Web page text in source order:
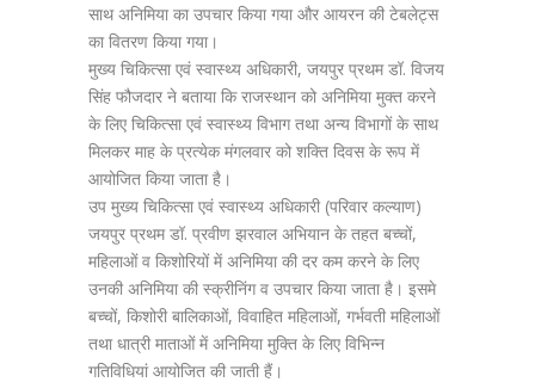
साथ अनिमिया का उपचार किया गया और आयरन की टेबलेट्स
का वितरण किया गया।
मुख्य चिकित्सा एवं स्वास्थ्य अधिकारी, जयपुर प्रथम डॉ. विजय
सिंह फौजदार ने बताया कि राजस्थान को अनिमिया मुक्त करने
के लिए चिकित्सा एवं स्वास्थ्य विभाग तथा अन्य विभागों के साथ
मिलकर माह के प्रत्येक मंगलवार को शक्ति दिवस के रूप में
आयोजित किया जाता है।
उप मुख्य चिकित्सा एवं स्वास्थ्य अधिकारी (परिवार कल्याण)
जयपुर प्रथम डॉ. प्रवीण झरवाल अभियान के तहत बच्चों,
महिलाओं व किशोरियों में अनिमिया की दर कम करने के लिए
उनकी अनिमिया की स्क्रीनिंग व उपचार किया जाता है। इसमे
बच्चों, किशोरी बालिकाओं, विवाहित महिलाओं, गर्भवती महिलाओं
तथा धात्री माताओं में अनिमिया मुक्ति के लिए विभिन्न
गतिविधियां आयोजित की जाती हैं।